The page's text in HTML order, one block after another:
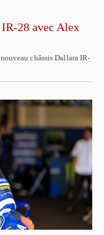
28 avec Alex
châssis Dallara IR-